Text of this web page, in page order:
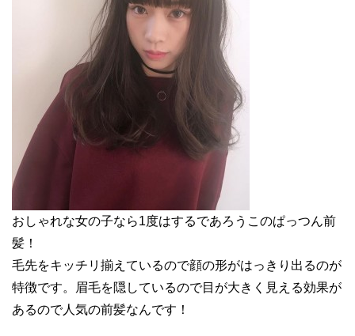
おしゃれな女の子なら1度はするであろうこのぱっつん前
髪！
毛先をキッチリ揃えているので顔の形がはっきり出るのが
特徴です。眉毛を隠しているので目が大きく見える効果が
あるので人気の前髪なんです！